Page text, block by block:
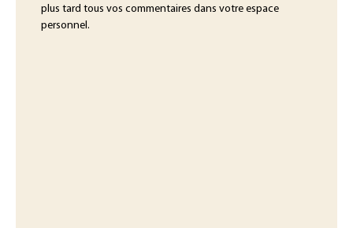
plus tard tous vos commentaires dans votre espace
personnel.